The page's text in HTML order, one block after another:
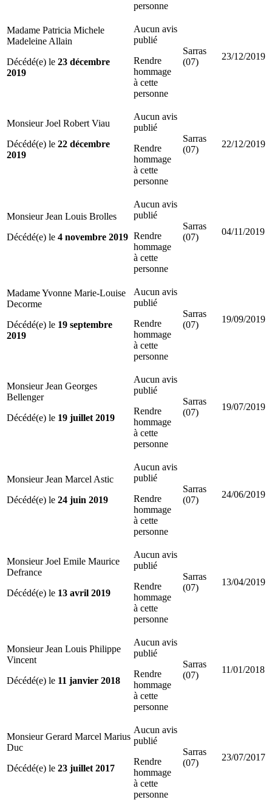
personne
Madame Patricia Michele
Madeleine Allain
Décédé(e) le 23 décembre
2019
Aucun avis
publié
Rendre
hommage
à cette
personne
Sarras
(07)
23/12/2019
Monsieur Joel Robert Viau
Décédé(e) le 22 décembre
2019
Aucun avis
publié
Rendre
hommage
à cette
personne
Sarras
(07)
22/12/2019
Monsieur Jean Louis Brolles
Décédé(e) le 4 novembre 2019
Aucun avis
publié
Rendre
hommage
à cette
personne
Sarras
(07)
04/11/2019
Madame Yvonne Marie-Louise
Decorme
Décédé(e) le 19 septembre
2019
Aucun avis
publié
Rendre
hommage
à cette
personne
Sarras
(07)
19/09/2019
Monsieur Jean Georges
Bellenger
Décédé(e) le 19 juillet 2019
Aucun avis
publié
Rendre
hommage
à cette
personne
Sarras
(07)
19/07/2019
Monsieur Jean Marcel Astic
Décédé(e) le 24 juin 2019
Aucun avis
publié
Rendre
hommage
à cette
personne
Sarras
(07)
24/06/2019
Monsieur Joel Emile Maurice
Defrance
Décédé(e) le 13 avril 2019
Aucun avis
publié
Rendre
hommage
à cette
personne
Sarras
(07)
13/04/2019
Monsieur Jean Louis Philippe
Vincent
Décédé(e) le 11 janvier 2018
Aucun avis
publié
Rendre
hommage
à cette
personne
Sarras
(07)
11/01/2018
Monsieur Gerard Marcel Marius
Duc
Décédé(e) le 23 juillet 2017
Aucun avis
publié
Rendre
hommage
à cette
personne
Sarras
(07)
23/07/2017